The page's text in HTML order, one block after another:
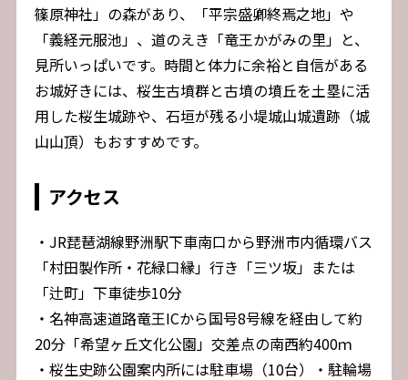
篠原神社」の森があり、「平宗盛卿終焉之地」や
「義経元服池」、道のえき「竜王かがみの里」と、
見所いっぱいです。時間と体力に余裕と自信がある
お城好きには、桜生古墳群と古墳の墳丘を土塁に活
用した桜生城跡や、石垣が残る小堤城山城遺跡（城
山山頂）もおすすめです。
アクセス
・JR琵琶湖線野洲駅下車南口から野洲市内循環バス
「村田製作所・花緑口縁」行き「三ツ坂」または
「辻町」下車徒歩10分
・名神高速道路竜王ICから国号8号線を経由して約
20分「希望ヶ丘文化公園」交差点の南西約400ｍ
・桜生史跡公園案内所には駐車場（10台）・駐輪場